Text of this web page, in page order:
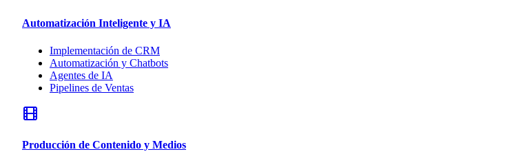
Automatización Inteligente y IA
Implementación de CRM
Automatización y Chatbots
Agentes de IA
Pipelines de Ventas
Producción de Contenido y Medios